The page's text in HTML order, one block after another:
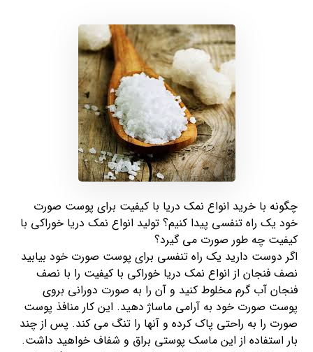
چگونه با خرید انواع نمک دریا با کیفیت برای پوست صورت
خود یک راه تنفسی پیدا کنیم؟ تولید انواع نمک دریا خوراکی با
کیفیت چه طور صورت می گیرد؟
اگر دوست دارید یک راه تنفسی برای پوست صورت خود بیابید
نصف فنجان از انواع نمک دریا خوراکی با کیفیت را با نصف
فنجان آب گرم مخلوط کنید و آن را به صورت دورانی بروی
پوست صورت خود به آرامی ماساژ دهید. این کار منافذ پوست
صورت را به راحتی پاک کرده و آنها را تنگ می کند. پس از چند
بار استفاده از این ماسک پوستی براق و شفاف خواهید داشت.